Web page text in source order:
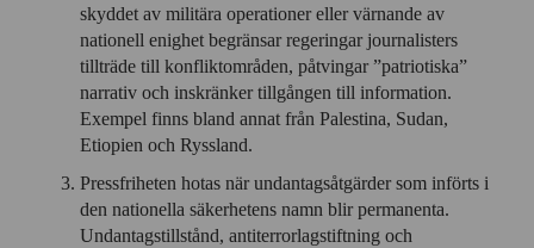
skyddet av militära operationer eller värnande av
nationell enighet begränsar regeringar journalisters
tillträde till konfliktområden, påtvingar ”patriotiska”
narrativ och inskränker tillgången till information.
Exempel finns bland annat från Palestina, Sudan,
Etiopien och Ryssland.
Pressfriheten hotas när undantagsåtgärder som införts i
den nationella säkerhetens namn blir permanenta.
Undantagstillstånd, antiterrorlagstiftning och